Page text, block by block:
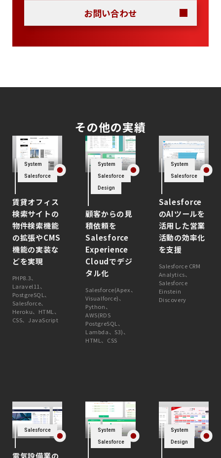
お問い合わせ
その他の実績
System
Salesforce
賃貸オフィス
検索サイトの
物件検索機能
の拡張やCMS
機能の実装な
どを実現
PHP8.3、
Laravel11、
PostgreSQL、
Salesforce、
Heroku、HTML、
CSS、JavaScript
System
Salesforce
Design
顧客からの見
積依頼を
Salesforce
Experience
Cloudでデジ
タル化
Salesforce(Apex、
Visualforce)、
Python、
AWS(RDS
PostgreSQL、
Lambda、S3)、
HTML、CSS
System
Salesforce
Salesforce
のAIツールを
活用した営業
活動の効率化
を支援
Salesforce CRM
Analytics、
Salesforce
Einstein
Discovery
Salesforce System
Salesforce
System
Design